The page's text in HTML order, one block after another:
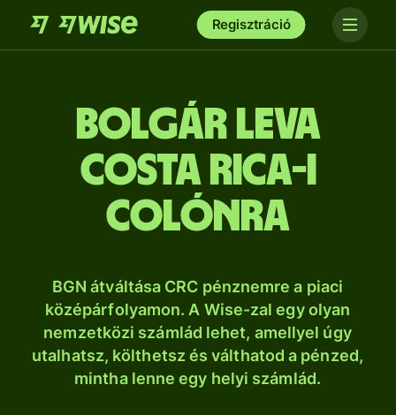
Regisztráció
bolgár leva
Costa Rica-i
colónra
BGN átváltása CRC pénznemre a piaci
középárfolyamon. A Wise-zal egy olyan
nemzetközi számlád lehet, amellyel úgy
utalhatsz, költhetsz és válthatod a pénzed,
mintha lenne egy helyi számlád.